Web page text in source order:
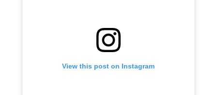
View this post on Instagram